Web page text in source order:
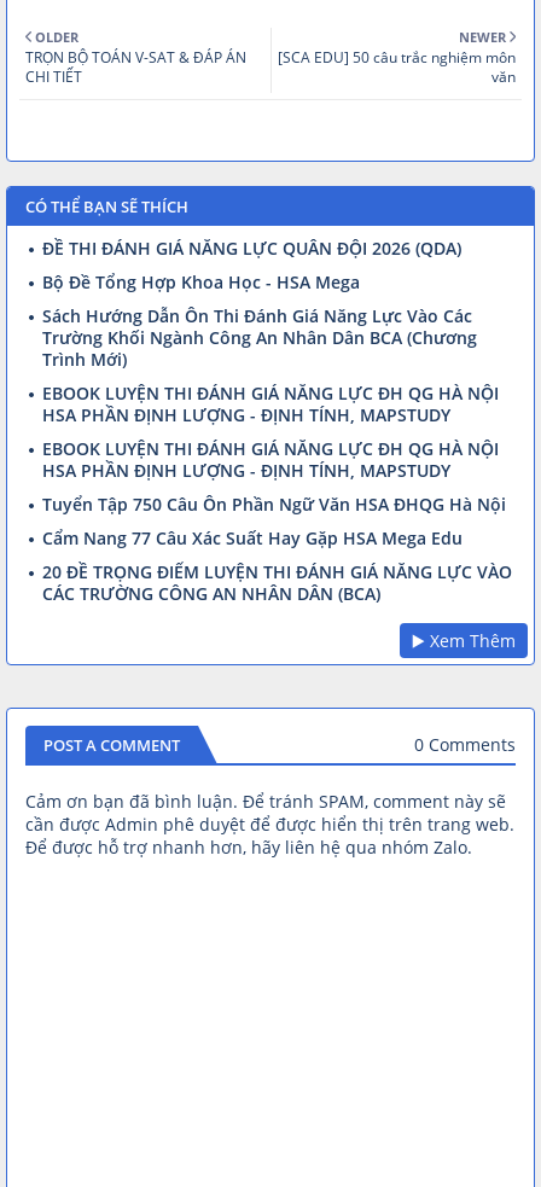
NEWER
[SCA EDU] 50 câu trắc nghiệm môn
văn
OLDER
TRỌN BỘ TOÁN V-SAT & ĐÁP ÁN
CHI TIẾT
CÓ THỂ BẠN SẼ THÍCH
ĐỀ THI ĐÁNH GIÁ NĂNG LỰC QUÂN ĐỘI 2026 (QDA)
Bộ Đề Tổng Hợp Khoa Học - HSA Mega
Sách Hướng Dẫn Ôn Thi Đánh Giá Năng Lực Vào Các
Trường Khối Ngành Công An Nhân Dân BCA (Chương
Trình Mới)
EBOOK LUYỆN THI ĐÁNH GIÁ NĂNG LỰC ĐH QG HÀ NỘI
HSA PHẦN ĐỊNH LƯỢNG - ĐỊNH TÍNH, MAPSTUDY
EBOOK LUYỆN THI ĐÁNH GIÁ NĂNG LỰC ĐH QG HÀ NỘI
HSA PHẦN ĐỊNH LƯỢNG - ĐỊNH TÍNH, MAPSTUDY
Tuyển Tập 750 Câu Ôn Phần Ngữ Văn HSA ĐHQG Hà Nội
Cẩm Nang 77 Câu Xác Suất Hay Gặp HSA Mega Edu
20 ĐỀ TRỌNG ĐIỂM LUYỆN THI ĐÁNH GIÁ NĂNG LỰC VÀO
CÁC TRƯỜNG CÔNG AN NHÂN DÂN (BCA)
▶️ Xem Thêm
POST A COMMENT 0 Comments
Cảm ơn bạn đã bình luận. Để tránh SPAM, comment này sẽ
cần được Admin phê duyệt để được hiển thị trên trang web.
Để được hỗ trợ nhanh hơn, hãy liên hệ qua nhóm Zalo.